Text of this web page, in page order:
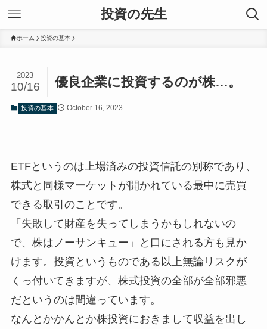
投資の先生
ホーム 投資の基本
優良企業に投資するのが株…。
2023
10/16
投資の基本 October 16, 2023
ETFというのは上場済みの投資信託の別称であり、
株式と同様マーケットが開かれている最中に売買
できる取引のことです。
「失敗して財産を失ってしまうかもしれないの
で、株はノーサンキュー」と口にされる方も見か
けます。投資というものである以上無論リスクが
くっ付いてきますが、株式投資の全部が全部邪悪
だというのは間違っています。
なんとかかんとか株投資におきまして収益を出し